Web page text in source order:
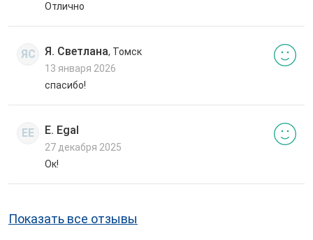
Отлично
ЯС Я. Светлана, Томск
13 января 2026
спасибо!
EE E. Egal
27 декабря 2025
Ок!
Показать все отзывы